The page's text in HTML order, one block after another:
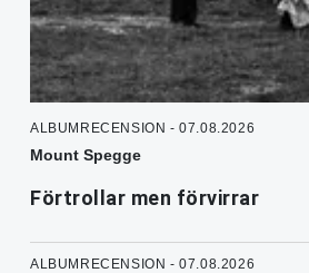
ALBUMRECENSION - 07.08.2026
Mount Spegge
Förtrollar men förvirrar
ALBUMRECENSION - 07.08.2026